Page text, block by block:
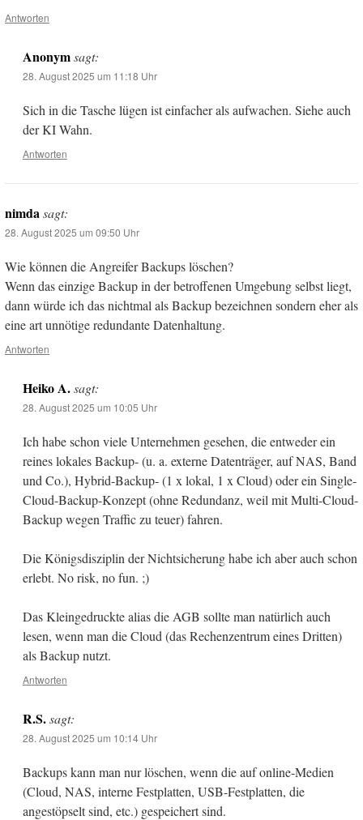
Antworten
Anonym sagt:
28. August 2025 um 11:18 Uhr
Sich in die Tasche lügen ist einfacher als aufwachen. Siehe auch
der KI Wahn.
Antworten
nimdasagt:
28. August 2025 um 09:50 Uhr
Wie können die Angreifer Backups löschen?
Wenn das einzige Backup in der betroffenen Umgebung selbst liegt,
dann würde ich das nichtmal als Backup bezeichnen sondern eher als
eine art unnötige redundante Datenhaltung.
Antworten
Heiko A. sagt:
28. August 2025 um 10:05 Uhr
Ich habe schon viele Unternehmen gesehen, die entweder ein
reines lokales Backup- (u. a. externe Datenträger, auf NAS, Band
und Co.), Hybrid-Backup- (1 x lokal, 1 x Cloud) oder ein Single-
Cloud-Backup-Konzept (ohne Redundanz, weil mit Multi-Cloud-
Backup wegen Traffic zu teuer) fahren.
Die Königsdisziplin der Nichtsicherung habe ich aber auch schon
erlebt. No risk, no fun. ;)
Das Kleingedruckte alias die AGB sollte man natürlich auch
lesen, wenn man die Cloud (das Rechenzentrum eines Dritten)
als Backup nutzt.
Antworten
R.S. sagt:
28. August 2025 um 10:14 Uhr
Backups kann man nur löschen, wenn die auf online-Medien
(Cloud, NAS, interne Festplatten, USB-Festplatten, die
angestöpselt sind, etc.) gespeichert sind.